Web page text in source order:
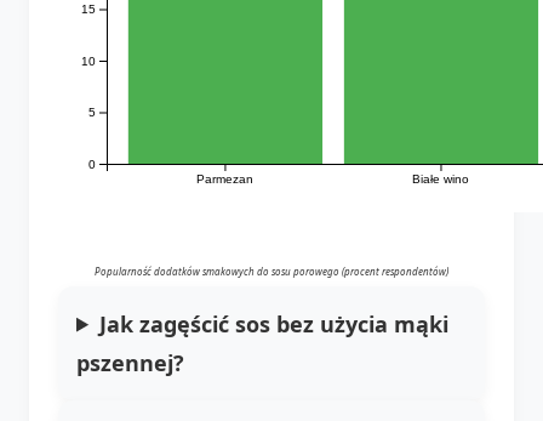
Parmezan Białe wino
0
5
10
15
Popularność dodatków smakowych do sosu porowego (procent respondentów)
Jak zagęścić sos bez użycia mąki
pszennej?